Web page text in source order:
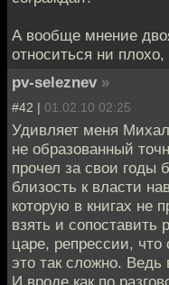
А вообще мнение
относиться ни
pv-seleznev »
#42 | 01.02.10 02:25
Удивляет меня
не образованный
прочел за свои
близость к власти
которую в книгах не
взять и
царе, репрессии, что
это так сложно.